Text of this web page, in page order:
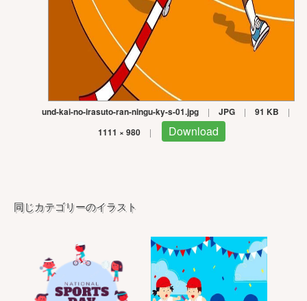
und-kai-no-irasuto-ran-ningu-ky-s-01.jpg | JPG | 91 KB |
1111 × 980 | Download
同じカテゴリーのイラスト